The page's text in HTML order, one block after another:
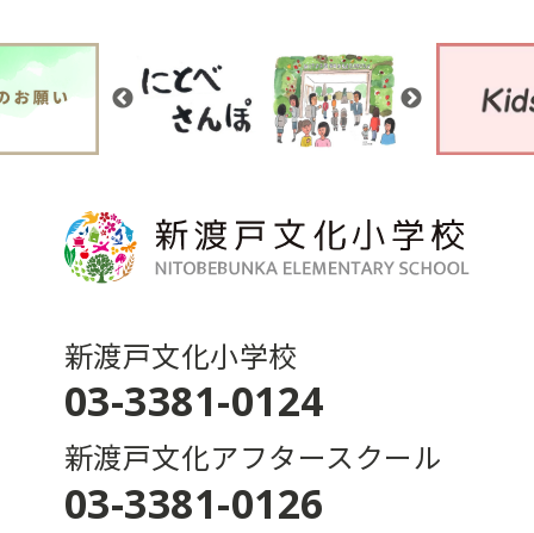
新渡戸文化小学校
03-3381-0124
新渡戸文化アフタースクール
03-3381-0126